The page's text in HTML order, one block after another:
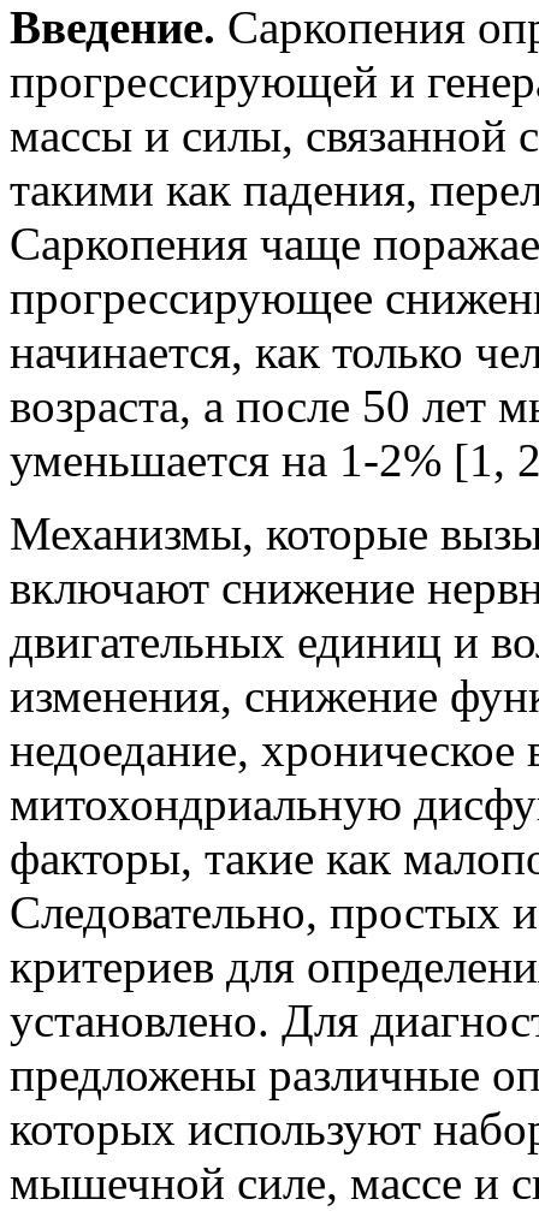
Введение. Саркопения
прогрессирующей и
массы и силы, связанной
такими как падения,
Саркопения чаще
прогрессирующее
начинается, как только
возраста, а после 50 лет
уменьшается на 1-2% [1,
Механизмы, которые
включают снижение
двигательных единиц и
изменения, снижение
недоедание, хроническое
митохондриальную
факторы, такие как
Следовательно, простых
критериев для
установлено. Для
предложены различные
которых используют
мышечной силе, массе и